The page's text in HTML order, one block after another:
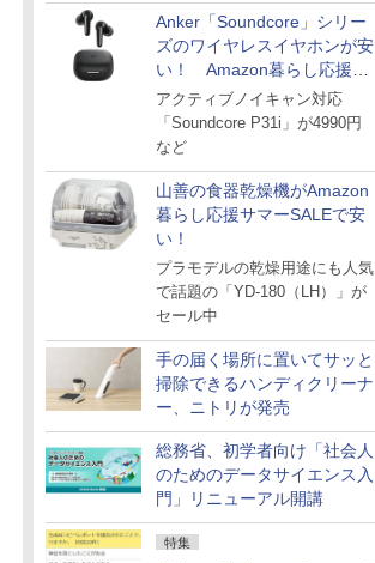
Anker「Soundcore」シリー
ズのワイヤレスイヤホンが安
い！ Amazon暮らし応援サ
マーSALE
アクティブノイキャン対応
「Soundcore P31i」が4990円
など
山善の食器乾燥機がAmazon
暮らし応援サマーSALEで安
い！
プラモデルの乾燥用途にも人気
で話題の「YD-180（LH）」が
セール中
手の届く場所に置いてサッと
掃除できるハンディクリーナ
ー、ニトリが発売
総務省、初学者向け「社会人
のためのデータサイエンス入
門」リニューアル開講
特集